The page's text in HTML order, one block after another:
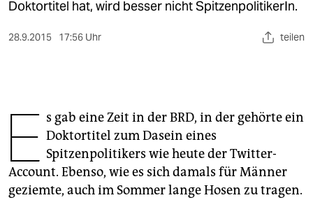
berlin
verlag
veranstaltungen
Doktortitel hat, wird besser nicht SpitzenpolitikerIn.
28.9.2015 17:56 Uhr teilen
E s gab eine Zeit in der BRD, in der gehörte ein
Doktortitel zum Dasein eines
Spitzenpolitikers wie heute der Twitter-
Account. Ebenso, wie es sich damals für Männer
geziemte, auch im Sommer lange Hosen zu tragen.